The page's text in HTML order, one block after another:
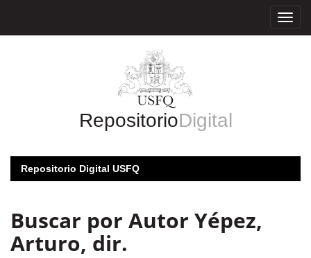
RepositorioDigital
Repositorio Digital USFQ
Buscar por Autor Yépez,
Arturo, dir.